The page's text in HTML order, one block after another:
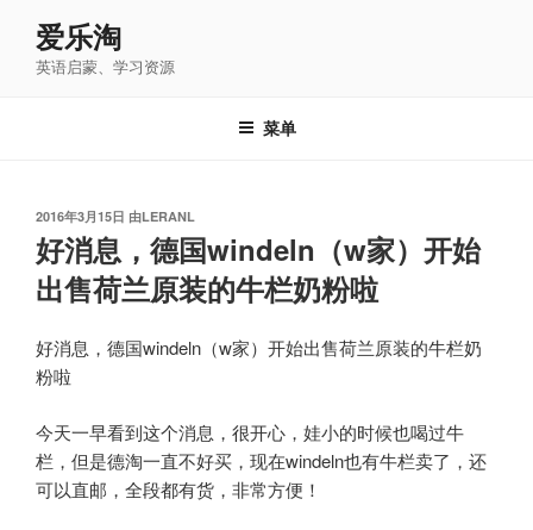
爱乐淘
英语启蒙、学习资源
菜单
发
布
于
2016年3月15日 由LERANL
好消息，德国windeln（w家）开始
出售荷兰原装的牛栏奶粉啦
好消息，德国windeln（w家）开始出售荷兰原装的牛栏奶
粉啦
今天一早看到这个消息，很开心，娃小的时候也喝过牛
栏，但是德淘一直不好买，现在windeln也有牛栏卖了，还
可以直邮，全段都有货，非常方便！